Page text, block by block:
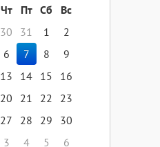
Чт Пт Сб
Вс
30 31 1
2
6 7 8
9
13 14 15
16
20 21 22
23
27 28 29
30
3 4 5 6